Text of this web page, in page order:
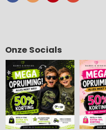
Onze Socials